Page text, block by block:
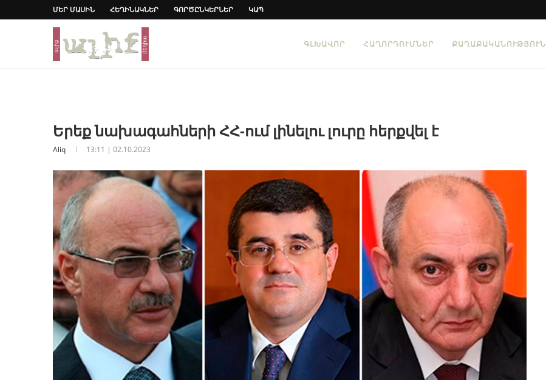
ՄԵՐ ՄԱՍԻՆ ՀԵՂԻՆԱԿՆԵՐ ԳՈՐԾԸՆԿԵՐՆԵՐ ԿԱՊ
ԳԼԽԱՎՈՐ ՀԱՂՈՐԴՈՒՄՆԵՐ ՔԱՂԱՔԱԿԱՆՈՒԹՅՈՒՆ
Երեք նախագահների ՀՀ-ում լինելու լուրը հերքվել է
Aliq 13:11 | 02.10.2023